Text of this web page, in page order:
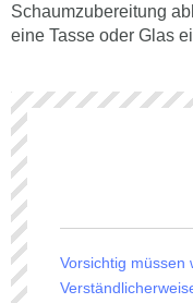
Schaumzubereitung
eine Tasse oder Glas
Vorsichtig müssen